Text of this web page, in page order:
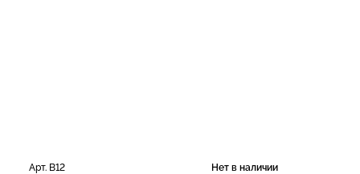
Арт. В12 Нет в наличии